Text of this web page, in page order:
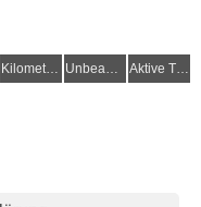
Kilometerstatistik Unbeantwortete Themen Aktive Themen